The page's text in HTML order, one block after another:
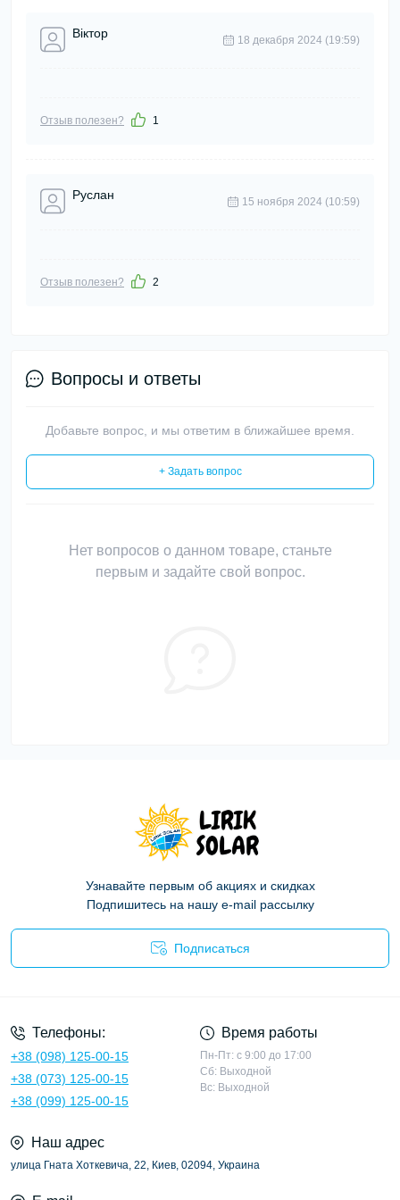
Віктор 18 декабря 2024 (19:59)
Отзыв полезен? 1
Руслан 15 ноября 2024 (10:59)
Отзыв полезен? 2
Вопросы и ответы
Добавьте вопрос, и мы ответим в ближайшее время.
+ Задать вопрос
Нет вопросов о данном товаре, станьте
первым и задайте свой вопрос.
Узнавайте первым об акциях и скидках
Подпишитесь на нашу e-mail рассылку
Подписаться
Телефоны:
+38 (098) 125-00-15
+38 (073) 125-00-15
+38 (099) 125-00-15
Время работы
Пн-Пт: с 9:00 до 17:00
Сб: Выходной
Вс: Выходной
Наш адрес
улица Гната Хоткевича, 22, Киев, 02094, Украина